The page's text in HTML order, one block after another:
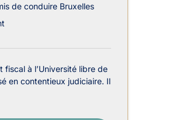
de conduire Bruxelles
fiscal à l’Université libre de
en contentieux judiciaire. Il